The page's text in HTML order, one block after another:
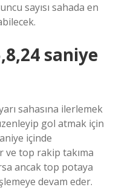
sayısı sahada en
saniye
sahasına ilerlemek
gol atmak için
içinde
ve top rakip takıma
ancak top potaya
devam eder.